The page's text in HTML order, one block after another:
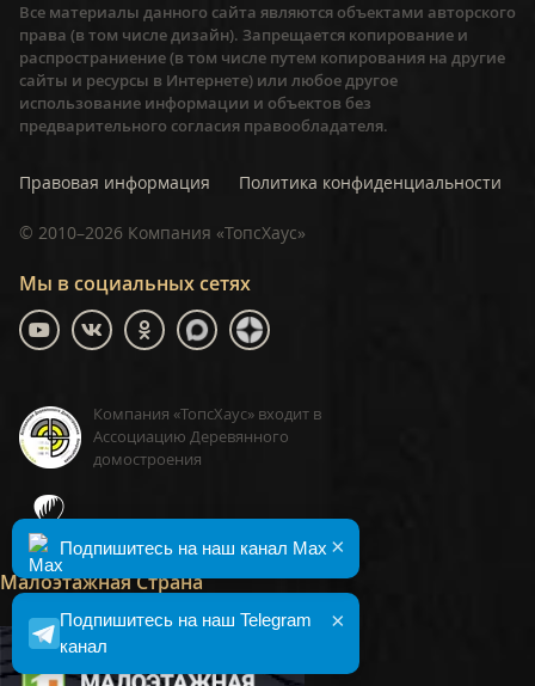
Мы в социальных сетях
Компания «ТопсХаус» входит в
Ассоциацию Деревянного
домостроения
Малоэтажная Страна
Все материалы данного сайта являются объектами авторского
права (в том числе дизайн). Запрещается копирование и
распространиение (в том числе путем копирования на другие
сайты и ресурсы в Интернете) или любое другое
использование информации и объектов без
предварительного согласия правообладателя.
Правовая информация Политика конфиденциальности
© 2010–2026 Компания «ТопсХаус»
×
Подпишитесь на наш Telegram
канал
×
Подпишитесь на наш канал Max